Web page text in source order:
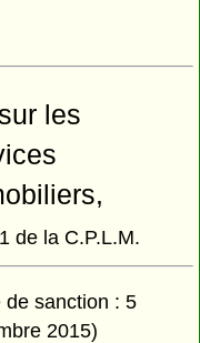
les
de la C.P.L.M.
de sanction : 5
2015)